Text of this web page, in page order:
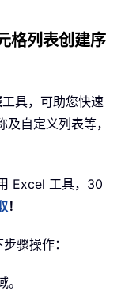
格列表创建序
工具，可助您快速
自定义列表等，
Excel 工具，30
！
骤操作：